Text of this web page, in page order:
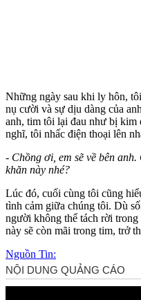
Những ngày sau khi ly hôn,
nụ cười và sự dịu dàng của
anh, tim tôi lại đau như bị kim
nghĩ, tôi nhấc điện thoại lên
- Chồng ơi, em sẽ về bên
khăn này nhé?
Lúc đó, cuối cùng tôi cũng
tình cảm giữa chúng tôi. Dù
người không thể tách rời
này sẽ còn mãi trong tim, trở
Nguồn Tin: